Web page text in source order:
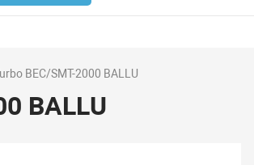
BEC/SMT-2000 BALLU
BALLU